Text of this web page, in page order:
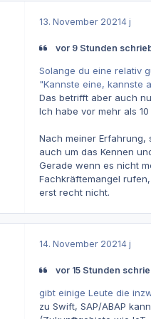
13. November 20214 j
vor 9 Stunden
Solange du eine relativ
"Kannste eine, kannste
Das betrifft aber auch
Ich habe vor mehr als
Nach meiner
auch um das Kennen
Gerade wenn es nicht
Fachkräftemangel
erst recht nicht.
14. November 20214 j
vor 15 Stunden
gibt einige Leute die
zu Swift, SAP/ABAP